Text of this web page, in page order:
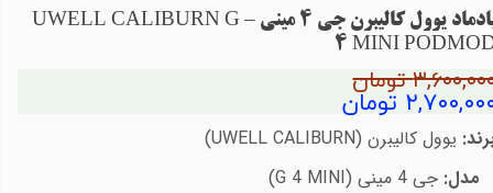
پادماد یوول کالیبرن جی 4 مینی – UWELL CALIBURN G
4 MINI
تومان
تومان
یوول کالیبرن (UWELL CALIBURN
)
مدل: جی 4 مینی ( G 4 MINI
)